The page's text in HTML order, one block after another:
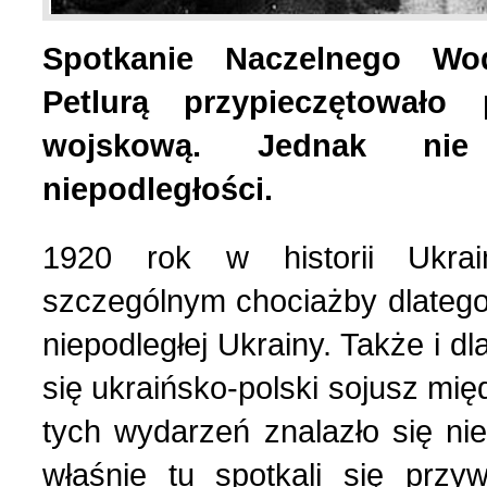
List do redakcji (7)
Literatura (2)
Losy rodzin polskich (3)
Mozaika na wsi (1)
Mozaika w PDF (47)
1 (156) 2024 r. (5)
4 (155) 2023 r. (1)
2 (153) 2023 r. (1)
1 (152) 2023 r. (9)
4 (151) 2022 r. (2)
Spotkanie Naczelnego
Petlurą przypieczętowało
wojskową. Jednak nie
niepodległości.
1920 rok w historii
szczególnym chociażby
niepodległej Ukrainy. Także i
się ukraińsko-polski sojusz
tych wydarzeń znalazło się
właśnie tu spotkali się